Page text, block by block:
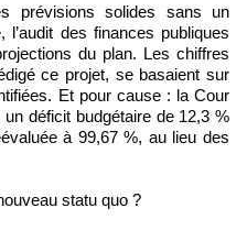
prévisions solides sans un
des finances publiques
du plan. Les chiffres
ce projet, se basaient sur
Et pour cause : la Cour
déficit budgétaire de 12,3 %
à 99,67 %, au lieu des
statu quo ?